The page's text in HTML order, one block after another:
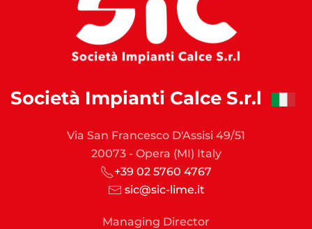
Società Impianti Calce S.r.l
Via San Francesco D'Assisi 49/51
20073 - Opera (MI) Italy
+39 02 5760 4767
sic@sic-lime.it
Managing Director